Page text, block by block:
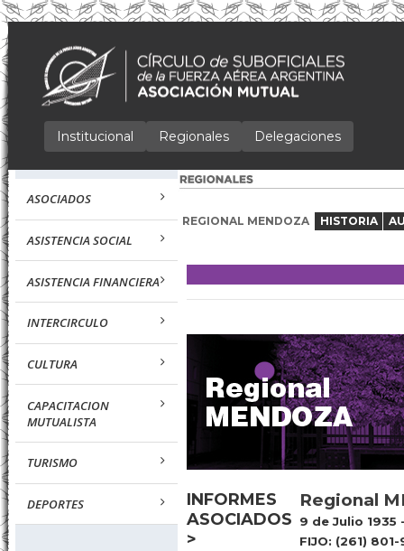
Institucional Regionales Delegaciones
ASOCIADOS
ASISTENCIA SOCIAL
ASISTENCIA FINANCIERA
INTERCIRCULO
CULTURA
CAPACITACION
MUTUALISTA
TURISMO
DEPORTES
REGIONAL MENDOZA HISTORIA
INFORMES
ASOCIADOS
>
Regional
9 de Julio 1935
FIJO: (261) 801-